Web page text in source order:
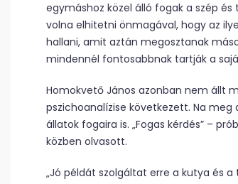
egymáshoz közel álló fogak a szép
volna elhitetni önmagával, hogy az
hallani, amit aztán megosztanak
mindennél fontosabbnak tartják a
Homokvető János azonban nem állt
pszichoanalízise következett. Na meg
állatok fogaira is. „Fogas kérdés” –
közben olvasott.
„Jó példát szolgáltat erre a kutya és